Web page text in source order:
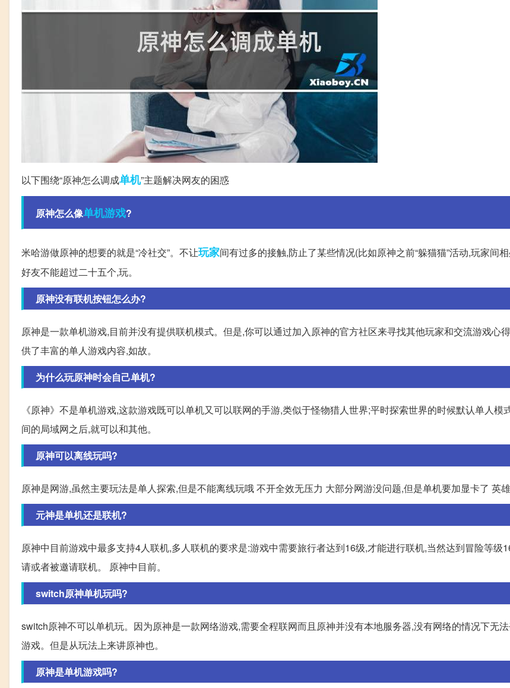
以下围绕“原神怎么调成单机”主题解决网友的困惑
原神怎么像单机游戏?
米哈游做原神的想要的就是“冷社交”。不让玩家间有过多的接触,防止了某些情况(比如原神之前“躲猫猫”活动,玩家间
好友不能超过二十五个,玩。
原神没有联机按钮怎么办?
原神是一款单机游戏,目前并没有提供联机模式。但是,你可以通过加入原神的官方社区来寻找其他玩家和交流游戏心
供了丰富的单人游戏内容,如故。
为什么玩原神时会自己单机?
《原神》不是单机游戏,这款游戏既可以单机又可以联网的手游,类似于怪物猎人世界;平时探索世界的时候默认单人模
间的局域网之后,就可以和其他。
原神可以离线玩吗?
原神是网游,虽然主要玩法是单人探索,但是不能离线玩哦 不开全效无压力 大部分网游没问题,但是单机要加显卡了 英
元神是单机还是联机?
原神中目前游戏中最多支持4人联机,多人联机的要求是:游戏中需要旅行者达到16级,才能进行联机,当然达到冒险等级
请或者被邀请联机。 原神中目前。
switch原神单机玩吗?
switch原神不可以单机玩。因为原神是一款网络游戏,需要全程联网而且原神并没有本地服务器,没有网络的情况下无
游戏。但是从玩法上来讲原神也。
原神是单机游戏吗?